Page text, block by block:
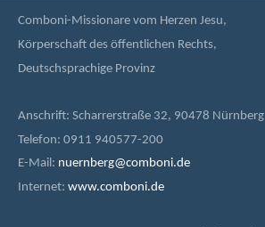
Comboni-Missionare vom Herzen Jesu,
Körperschaft des öffentlichen Rechts,
Deutschsprachige Provinz
Anschrift: Scharrerstraße 32, 90478 Nürnberg
Telefon: 0911 940577-200
E-Mail: nuernberg@comboni.de
Internet: www.comboni.de